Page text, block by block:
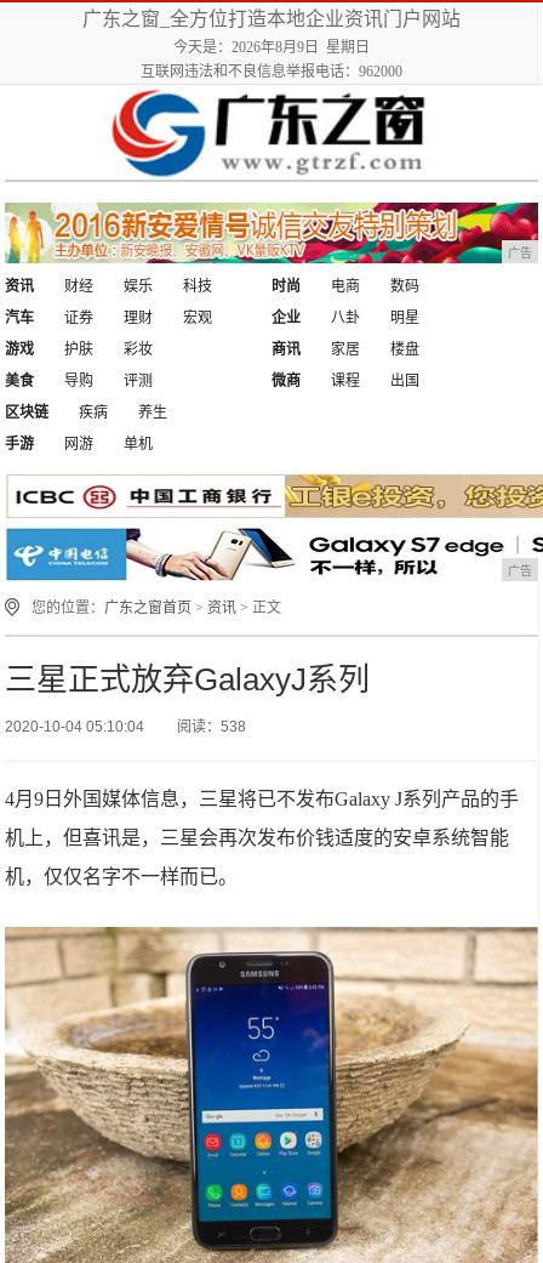
广东之窗_全方位打造本地企业资讯门户网站
今天是：2026年8月9日 星期日
互联网违法和不良信息举报电话：962000
广告
资讯 财经 娱乐
科技
汽车
证券 理财 宏观
时尚 电商
数码
企业
八卦
明星
游戏
护肤
彩妆
美食
导购 评测
商讯 家居
楼盘
微商
课程
出国
区块链
疾病
养生
手游
网游 单机
广告
您的位置： 广东之窗首页 >资讯 > 正文
三星正式放弃GalaxyJ系列
2020-10-04 05:10:04 阅读：538
4月9日外国媒体信息，三星将已不发布Galaxy J系列产品的手
机上，但喜讯是，三星会再次发布价钱适度的安卓系统智能
机，仅仅名字不一样而已。